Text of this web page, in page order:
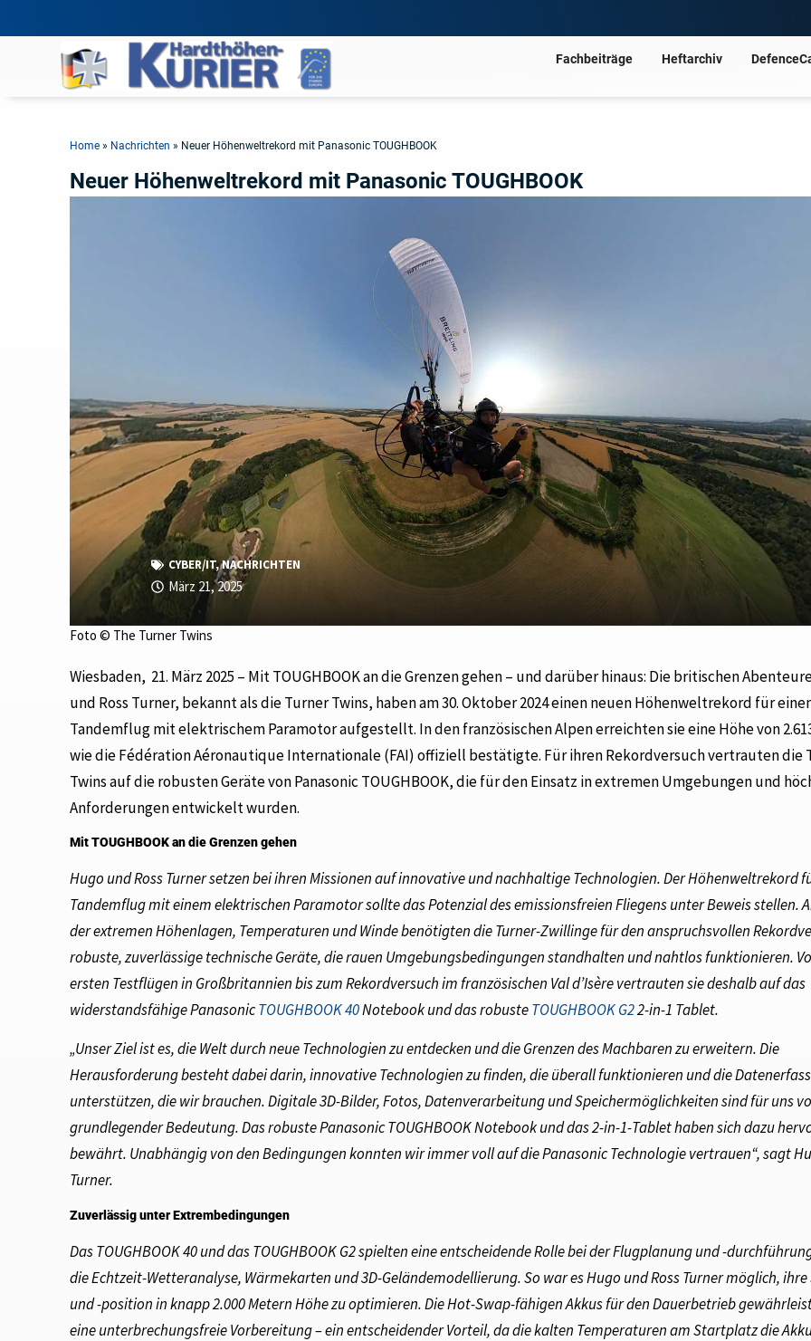
Fachbeiträge Heftarchiv
Home » Nachrichten » Neuer Höhenweltrekord mit Panasonic TOUGHBOOK
Neuer Höhenweltrekord mit Panasonic TOUGHBOOK
CYBER/IT,NACHRICHTEN
März 21, 2025
Foto © The Turner Twins
Wiesbaden, 21. März 2025 – Mit TOUGHBOOK an die Grenzen gehen – und darüber hinaus: Die britischen
und Ross Turner, bekannt als die Turner Twins, haben am 30. Oktober 2024 einen neuen Höhenweltrekord für
Tandemflug mit elektrischem Paramotor aufgestellt. In den französischen Alpen erreichten sie eine Höhe von
wie die Fédération Aéronautique Internationale (FAI) offiziell bestätigte. Für ihren Rekordversuch vertrauten die
Twins auf die robusten Geräte von Panasonic TOUGHBOOK, die für den Einsatz in extremen Umgebungen und
Anforderungen entwickelt wurden.
Mit TOUGHBOOK an die Grenzen gehen
Hugo und Ross Turner setzen bei ihren Missionen auf innovative und nachhaltige Technologien. Der Höhenweltrekord
Tandemflug mit einem elektrischen Paramotor sollte das Potenzial des emissionsfreien Fliegens unter Beweis stellen.
der extremen Höhenlagen, Temperaturen und Winde benötigten die Turner-Zwillinge für den anspruchsvollen
robuste, zuverlässige technische Geräte, die rauen Umgebungsbedingungen standhalten und nahtlos funktionieren.
ersten Testflügen in Großbritannien bis zum Rekordversuch im französischen Val d’Isère vertrauten sie deshalb auf das
widerstandsfähige PanasonicTOUGHBOOK 40Notebook und das robusteTOUGHBOOK G22-in-1 Tablet.
„Unser Ziel ist es, die Welt durch neue Technologien zu entdecken und die Grenzen des Machbaren zu erweitern. Die
Herausforderung besteht dabei darin, innovative Technologien zu finden, die überall funktionieren und die
unterstützen, die wir brauchen. Digitale 3D-Bilder, Fotos, Datenverarbeitung und Speichermöglichkeiten sind für uns
grundlegender Bedeutung. Das robuste Panasonic TOUGHBOOK Notebook und das 2-in-1-Tablet haben sich dazu
bewährt. Unabhängig von den Bedingungen konnten wir immer voll auf die Panasonic Technologie vertrauen“, sagt
Turner.
Zuverlässig unter Extrembedingungen
Das TOUGHBOOK 40 und das TOUGHBOOK G2 spielten eine entscheidende Rolle bei der Flugplanung und -
die Echtzeit-Wetteranalyse, Wärmekarten und 3D-Geländemodellierung. So war es Hugo und Ross Turner möglich,
und -position in knapp 2.000 Metern Höhe zu optimieren. Die Hot-Swap-fähigen Akkus für den Dauerbetrieb
eine unterbrechungsfreie Vorbereitung – ein entscheidender Vorteil, da die kalten Temperaturen am Startplatz die